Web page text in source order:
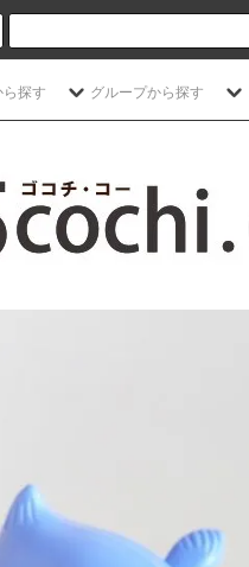
探す グループから探す